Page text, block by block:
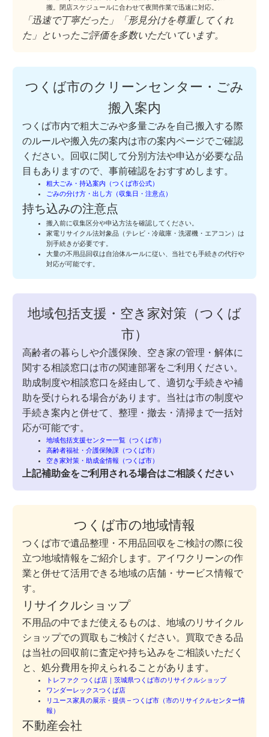
搬。閉店スケジュールに合わせて夜間作業で迅速に対応。
「迅速で丁寧だった」「形見分けを尊重してくれ
た」といったご評価を多数いただいています。
つくば市のクリーンセンター・ごみ
搬入案内
つくば市内で粗大ごみや多量ごみを自己搬入する際
のルールや搬入先の案内は市の案内ページでご確認
ください。回収に関して分別方法や申込が必要な品
目もありますので、事前確認をおすすめします。
粗大ごみ・持込案内（つくば市公式）
ごみの分け方・出し方（収集日・注意点）
持ち込みの注意点
搬入前に収集区分や申込方法を確認してください。
家電リサイクル法対象品（テレビ・冷蔵庫・洗濯機・エアコン）は
別手続きが必要です。
大量の不用品回収は自治体ルールに従い、当社でも手続きの代行や
対応が可能です。
地域包括支援・空き家対策（つくば
市）
高齢者の暮らしや介護保険、空き家の管理・解体に
関する相談窓口は市の関連部署をご利用ください。
助成制度や相談窓口を経由して、適切な手続きや補
助を受けられる場合があります。当社は市の制度や
手続き案内と併せて、整理・撤去・清掃まで一括対
応が可能です。
地域包括支援センター一覧（つくば市）
高齢者福祉・介護保険課（つくば市）
空き家対策・助成金情報（つくば市）
上記補助金をご利用される場合はご相談ください
つくば市の地域情報
つくば市で遺品整理・不用品回収をご検討の際に役
立つ地域情報をご紹介します。アイワクリーンの作
業と併せて活用できる地域の店舗・サービス情報で
す。
リサイクルショップ
不用品の中でまだ使えるものは、地域のリサイクル
ショップでの買取もご検討ください。買取できる品
は当社の回収前に査定や持ち込みをご相談いただく
と、処分費用を抑えられることがあります。
トレファク つくば店｜茨城県つくば市のリサイクルショップ
ワンダーレックスつくば店
リユース家具の展示・提供 – つくば市（市のリサイクルセンター情
報）
不動産会社